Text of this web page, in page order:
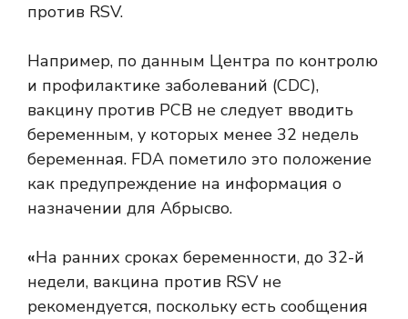
против RSV.
Например, по данным Центра по контролю
и профилактике заболеваний (CDC),
вакцину против РСВ не следует вводить
беременным, у которых менее 32 недель
беременная. FDA пометило это положение
как предупреждение на информация о
назначении для Абрысво.
«На ранних сроках беременности, до 32-й
недели, вакцина против RSV не
рекомендуется, поскольку есть сообщения